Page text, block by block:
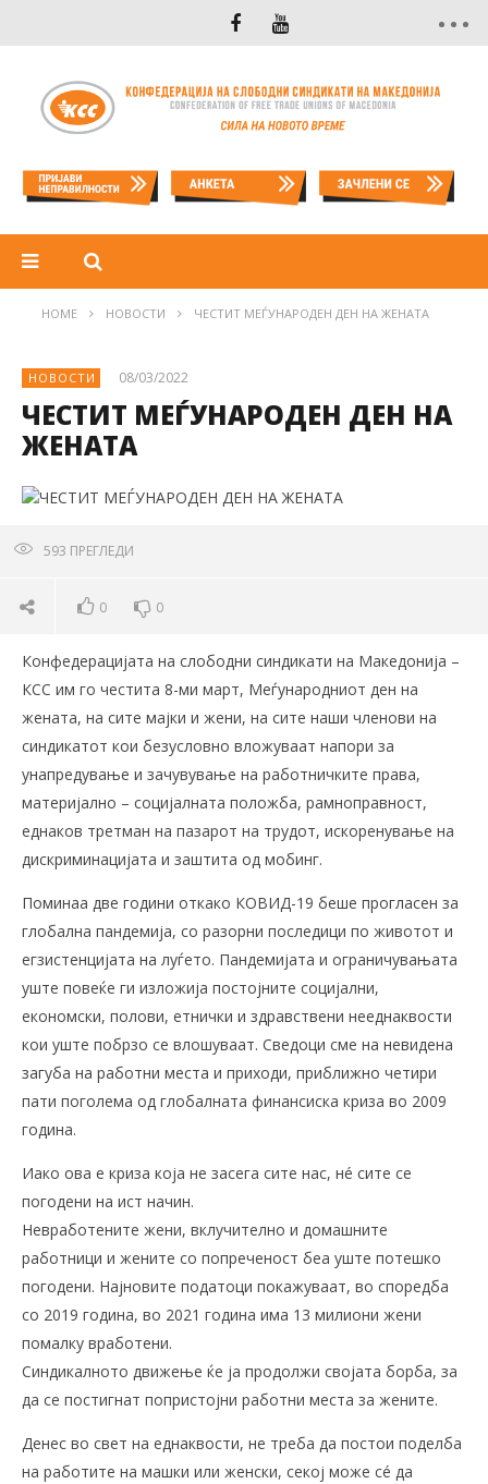
HOME НОВОСТИ ЧЕСТИТ МЕЃУНАРОДЕН ДЕН НА ЖЕНАТА
НОВОСТИ 08/03/2022
ЧЕСТИТ МЕЃУНАРОДЕН ДЕН НА
ЖЕНАТА
593 ПРЕГЛЕДИ
0 0
Конфедерацијата на слободни синдикати на Македонија –
КСС им го честита 8-ми март, Меѓународниот ден на
жената, на сите мајки и жени, на сите наши членови на
синдикатот кои безусловно вложуваат напори за
унапредување и зачувување на работничките права,
материјално – социјалната положба, рамноправност,
еднаков третман на пазарот на трудот, искоренување на
дискриминацијата и заштита од мобинг.
Поминаа две години откако КОВИД-19 беше прогласен за
глобална пандемија, со разорни последици по животот и
егзистенцијата на луѓето. Пандемијата и ограничувањата
уште повеќе ги изложија постојните социјални,
економски, полови, етнички и здравствени нееднаквости
кои уште побрзо се влошуваат. Сведоци сме на невидена
загуба на работни места и приходи, приближно четири
пати поголема од глобалната финансиска криза во 2009
година.
Иако ова е криза која не засега сите нас, нé сите се
погодени на ист начин.
Невработените жени, вклучително и домашните
работници и жените со попреченост беа уште потешко
погодени. Најновите податоци покажуваат, во споредба
со 2019 година, во 2021 година има 13 милиони жени
помалку вработени.
Синдикалното движење ќе ја продолжи својата борба, за
да се постигнат попристојни работни места за жените.
Денес во свет на еднаквости, не треба да постои поделба
на работите на машки или женски, секој може сé да